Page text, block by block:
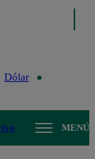
Dólar
MENÚ